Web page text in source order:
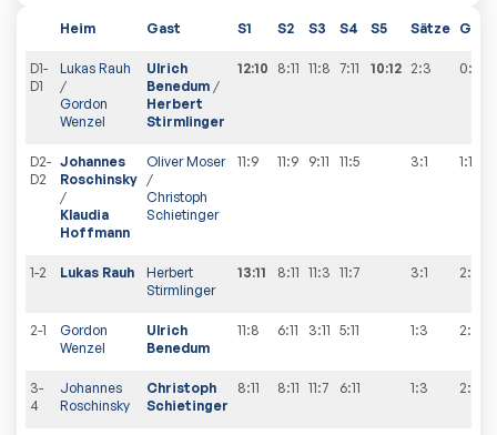
Heim Gast S1 S2 S3 S4 S5 Sätze
D1-
D1
Lukas Rauh
/
Gordon
Wenzel
Ulrich
Benedum /
Herbert
Stirmlinger
12:10 8:11 11:8 7:11 10:12 2:3 0:
D2-
D2
Johannes
Roschinsky
/
Klaudia
Hoffmann
Oliver Moser
/
Christoph
Schietinger
11:9 11:9 9:11 11:5 3:1 1:1
1-2 Lukas Rauh
Herbert
Stirmlinger
13:11 8:11 11:3 11:7 3:1 2:
2-1
Gordon
Wenzel
Ulrich
Benedum
11:8 6:11 3:11 5:11 1:3 2:
3-
4
Johannes
Roschinsky
Christoph
Schietinger
8:11 8:11 11:7 6:11 1:3 2: